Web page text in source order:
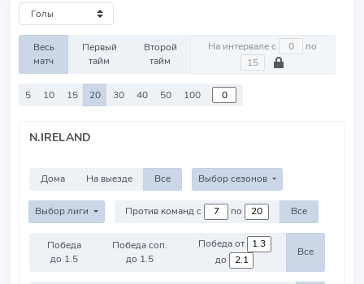
Весь
матч
Первый
тайм
Второй
тайм
На интервале с по
5 10 15 20 30 40 50 100
N.IRELAND
Дома На выезде Все Выбор сезонов
Выбор лиги Против команд с по Все
Победа
до 1.5
Победа соп.
до 1.5
Победа от
до
Все